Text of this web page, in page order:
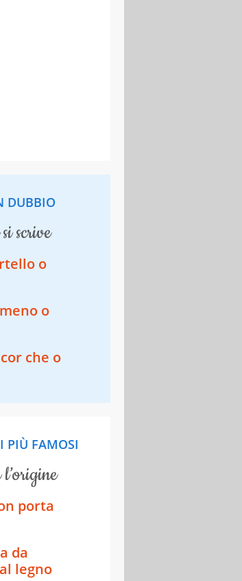
DUBBIO
si scrive
o
o
che o
PIÙ FAMOSI
l’origine
porta
da
legno